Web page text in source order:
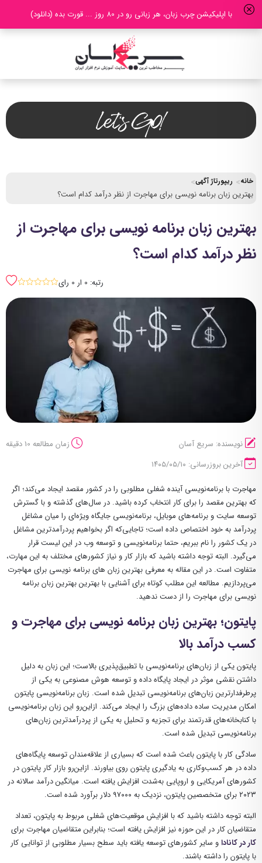
با اپلیکیشن چرب زبان، هر زبانی رو در 80 روز ... قورت بده (دانلود)
خانه ریپورتاژ آگهی
بهترین زبان برنامه نویسی برای مهاجرت از نظر درآمد کدام است؟
بهترین زبان برنامه نویسی برای مهاجرت از
نظر درآمد کدام است؟
رتبه: 0 ار 0 رای sssss
نویسنده: سریع آسان
زمان مطالعه 10 دقیقه
آخرین بروزرسانی: ۱۴۰۵/۰۵/۱۰
مهاجرت با برنامه‌نویسی آینده شغلی مطلوبی را در کشور مقصد ایجاد می‌کند؛ اگر
که بهترین مقصد را برای کار انتخاب کرده باشید. در سال‌های گذشته و با گسترش
توسعه سایت و برنامه‌های موبایل، برنامه‌نویسی جایگاه ویژه‌ای را میان مشاغل
پردرآمد به خود اختصاص داده است؛ تا‌جایی‌که اگر بخواهیم پردرآمدترین مشاغل
در یک کشور را نام ببریم، حتما برنامه‌نویسی و توسعه وب در این لیست قرار
می‌گیرد. البته توجه داشته باشید که بازار کار و نیاز کشورهای مختلف به این مهارت،
متفاوت است. در این مقاله به معرفی بهترین زبان های برنامه نویسی برای مهاجرت
می‌پردازیم. مطالعه این مطلب کوتاه برای آشنایی با بهترین بهترین زبان برنامه
نویسی برای مهاجرت را از دست ندهید.
پایتون؛ بهترین زبان برنامه نویسی برای مهاجرت و
کسب درآمد بالا
پایتون یکی از زبان‌های برنامه‌نویسی با تطبیق‌پذیری بالاست؛ این زبان به دلیل
داشتن نقشی موثر در ایجاد پایگاه داده و توسعه هوش مصنوعی به یکی از
پرطرفدارترین زبان‌های برنامه‌نویسی تبدیل شده است. زبان برنامه‌نویسی پایتون
امکان مدیریت ساده داده‌های بزرگ را ایجاد می‌کند. ازاین‌رو این زبان برنامه‌نویسی
با کنابخانه‌های قدرتمند برای تجزیه و تحلیل به یکی از پردرآمدترین زبان‌های
برنامه‌نویسی تبدیل شده است.
سادگی کار با پایتون باعث شده است که بسیاری از علاقه‌مندان توسعه پایگاه‌های
داده در هر کسب‌وکاری به یادگیری پایتون روی بیاورند. ازاین‌رو بازار کار پایتون در
کشورهای آمریکایی و اروپایی به‌شدت افزایش یافته است. میانگین درآمد سالانه در
۲۰۲۳ برای متخصصین پایتون، نزدیک به ۹۷۰۰۰ دلار برآورد شده است.
البته توجه داشته باشید که با افزایش موقعیت‌های شغلی مربوط به پایتون، تعداد
متقاضیان کار در این حوزه نیز افزایش یافته است؛ بنابراین متقاضیان مهاجرت برای
کار در کاناداو سایر کشورهای توسعه یافته باید سطح بسیار مطلوبی از توانایی کار
با پایتون را داشته باشند.